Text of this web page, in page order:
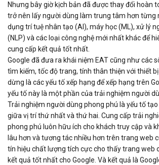
Nhưng bây giờ kịch bản đã được thay đổi hoàn
trở nên lấy người dùng làm trung tâm hơn từng
dụng trí tuệ nhân tạo (AI), máy học (ML), xử lý
(NLP) và các loại công nghệ mới nhất khác để
cung cấp kết quả tốt nhất.
Google đã đưa ra khái niệm EAT cũng như các
tìm kiếm, tốc độ trang, tính thân thiện với thiết
dừng là các yếu tố xếp hạng để xếp hạng trên
yếu tố này là một phần của trải nghiệm người
Trải nghiệm người dùng phong phú là yếu tố
giữa vị trí thứ nhất và thứ hai. Cung cấp trải
phong phú luôn hữu ích cho khách truy cập và
lâu hơn và tương tác nhiều hơn trên trang web
tín hiệu chất lượng tích cực cho thấy trang web
kết quả tốt nhất cho Google. Và kết quả là